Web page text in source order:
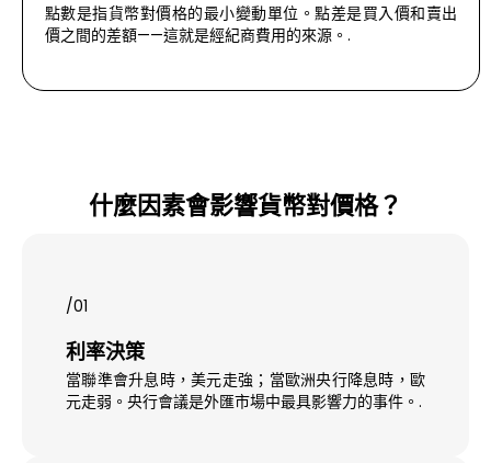
點數是指貨幣對價格的最小變動單位。點差是買入價和賣出
價之間的差額——這就是經紀商費用的來源。.
什麼因素會影響貨幣對價格？
/01
利率決策
當聯準會升息時，美元走強；當歐洲央行降息時，歐
元走弱。央行會議是外匯市場中最具影響力的事件。.